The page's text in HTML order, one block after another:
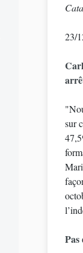
23/
sur